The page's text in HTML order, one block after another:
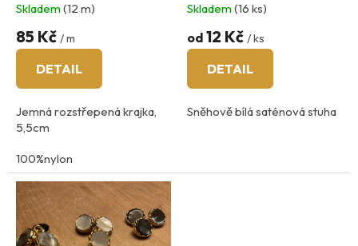
k
ů
Skladem(12 m)
85 Kč / m
DETAIL
Jemná rozstřepená krajka,
5,5cm
100%nylon
Skladem(16 ks)
od 12 Kč / ks
DETAIL
Sněhově bílá saténová stuha